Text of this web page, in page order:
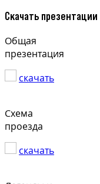
Скачать презентации
Общая
презентация
скачать
Схема
проезда
скачать